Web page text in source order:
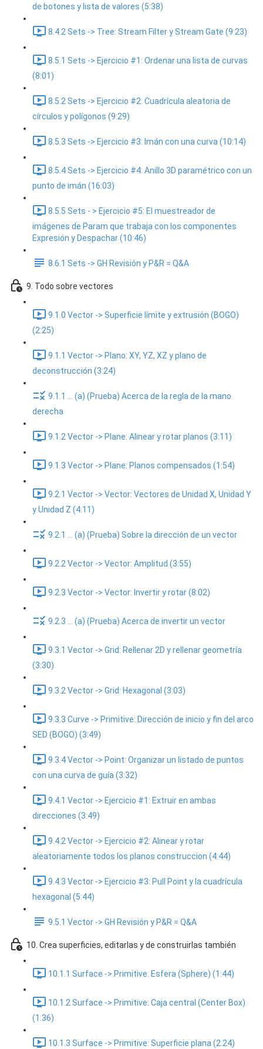
de botones y lista de valores (5:38)
8.4.2 Sets -> Tree: Stream Filter y Stream Gate (9:23)
8.5.1 Sets -> Ejercicio #1: Ordenar una lista de curvas
(8:01)
8.5.2 Sets -> Ejercicio #2: Cuadrícula aleatoria de
círculos y polígonos (9:29)
8.5.3 Sets -> Ejercicio #3: Imán con una curva (10:14)
8.5.4 Sets -> Ejercicio #4: Anillo 3D paramétrico con un
punto de imán (16:03)
8.5.5 Sets - > Ejercicio #5: El muestreador de
imágenes de Param que trabaja con los componentes
Expresión y Despachar (10:46)
8.6.1 Sets -> GH Revisión y P&R = Q&A
9. Todo sobre vectores
9.1.0 Vector -> Superficie límite y extrusión (BOGO)
(2:25)
9.1.1 Vector -> Plano: XY, YZ, XZ y plano de
deconstrucción (3:24)
9.1.1 ... (a) (Prueba) Acerca de la regla de la mano
derecha
9.1.2 Vector -> Plane: Alinear y rotar planos (3:11)
9.1.3 Vector -> Plane: Planos compensados (1:54)
9.2.1 Vector -> Vector: Vectores de Unidad X, Unidad Y
y Unidad Z (4:11)
9.2.1 ... (a) (Prueba) Sobre la dirección de un vector
9.2.2 Vector -> Vector: Amplitud (3:55)
9.2.3 Vector -> Vector: Invertir y rotar (8:02)
9.2.3 ... (a) (Prueba) Acerca de invertir un vector
9.3.1 Vector -> Grid: Rellenar 2D y rellenar geometría
(3:30)
9.3.2 Vector -> Grid: Hexagonal (3:03)
9.3.3 Curve -> Primitive: Dirección de inicio y fin del arco
SED (BOGO) (3:49)
9.3.4 Vector -> Point: Organizar un listado de puntos
con una curva de guía (3:32)
9.4.1 Vector -> Ejercicio #1: Extruir en ambas
direcciones (3:49)
9.4.2 Vector -> Ejercicio #2: Alinear y rotar
aleatoriamente todos los planos construccion (4:44)
9.4.3 Vector -> Ejercicio #3: Pull Point y la cuadrícula
hexagonal (5:44)
9.5.1 Vector -> GH Revisión y P&R = Q&A
10. Crea superficies, editarlas y de construirlas también
10.1.1 Surface -> Primitive: Esfera (Sphere) (1:44)
10.1.2 Surface -> Primitive: Caja central (Center Box)
(1:36)
10.1.3 Surface -> Primitive: Superficie plana (2:24)